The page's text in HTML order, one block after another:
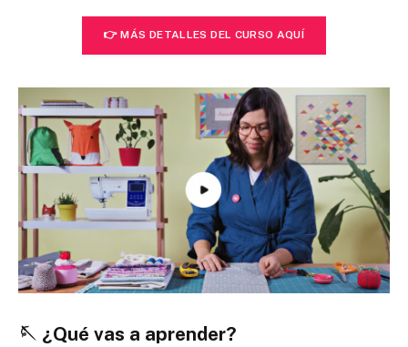
👉 MÁS DETALLES DEL CURSO AQUÍ
🪡 ¿Qué vas a aprender?